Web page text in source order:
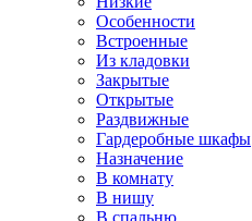
Особенности
Встроенные
Из кладовки
Закрытые
Открытые
Раздвижные
Гардеробные шкафы
Назначение
В комнату
В нишу
В спальню